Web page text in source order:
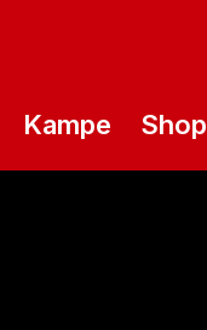
Kampe Shop